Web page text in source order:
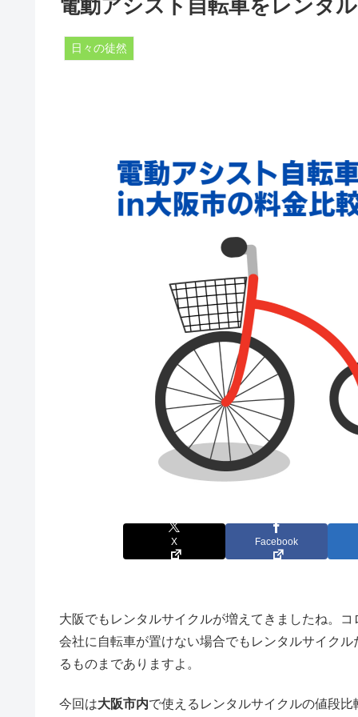
電動アシスト自転車をレンタ
日々の徒然
X Facebook
大阪でもレンタルサイクルが増えてきましたね。
会社に自転車が置けない場合でもレンタルサイク
るものまでありますよ。
今回は大阪市内で使えるレンタルサイクルの値段比